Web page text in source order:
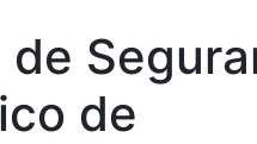
de
de